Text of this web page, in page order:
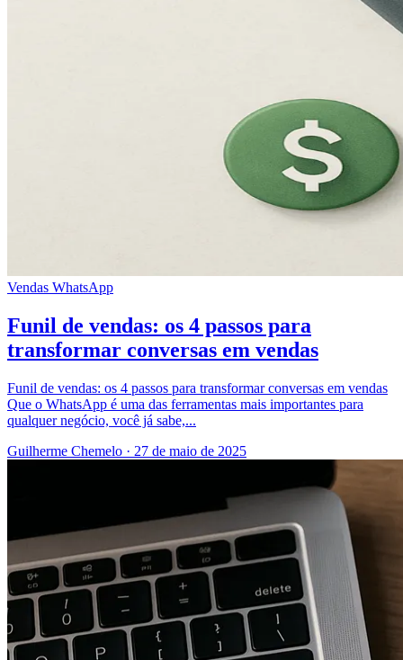
Vendas WhatsApp
Funil de vendas: os 4 passos para
transformar conversas em vendas
Funil de vendas: os 4 passos para transformar conversas em vendas
Que o WhatsApp é uma das ferramentas mais importantes para
qualquer negócio, você já sabe,...
Guilherme Chemelo · 27 de maio de 2025